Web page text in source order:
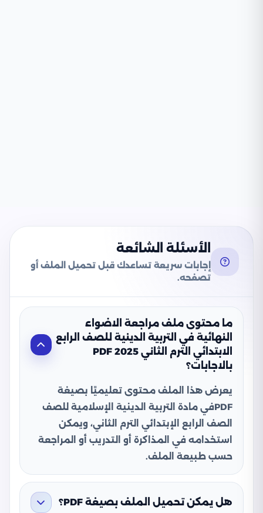
الأسئلة الشائعة
إجابات سريعة تساعدك قبل تحميل الملف أو
تصفحه.
ما محتوى ملف مراجعة الاضواء
النهائية في التربية الدينية للصف الرابع
الابتدائي الترم الثاني 2025 PDF
بالاجابات؟
يعرض هذا الملف محتوى تعليميًا بصيغة
PDFفي مادة التربية الدينية الإسلامية للصف
الصف الرابع الإبتدائي الترم الثاني، ويمكن
استخدامه في المذاكرة أو التدريب أو المراجعة
حسب طبيعة الملف.
هل يمكن تحميل الملف بصيغة PDF؟